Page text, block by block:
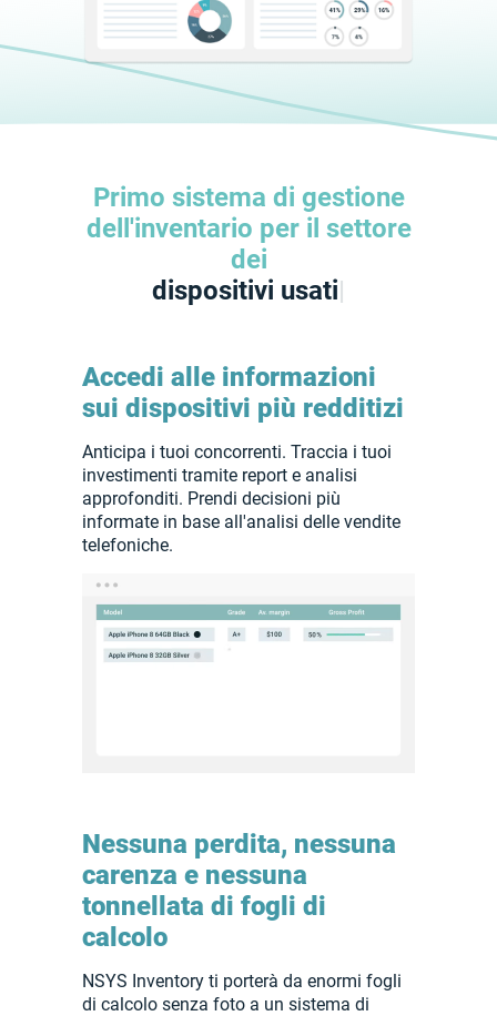
Primo sistema di gestione
dell'inventario per il settore
dei
dispositivi r|
Accedi alle informazioni
sui dispositivi più redditizi
Anticipa i tuoi concorrenti. Traccia i tuoi
investimenti tramite report e analisi
approfonditi. Prendi decisioni più
informate in base all'analisi delle vendite
telefoniche.
Nessuna perdita, nessuna
carenza e nessuna
tonnellata di fogli di
calcolo
NSYS Inventory ti porterà da enormi fogli
di calcolo senza foto a un sistema di